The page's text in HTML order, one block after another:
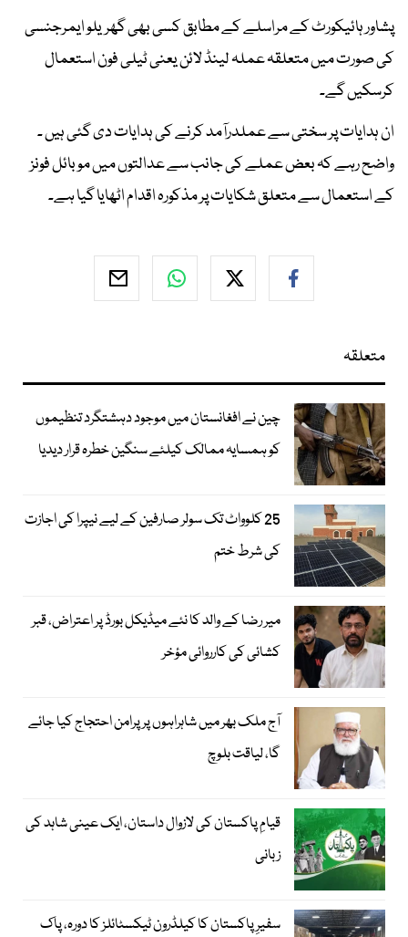
پشاور ہائیکورٹ کے مراسلے کے مطابق کسی بھی گھریلو ایمرجنسی
کی صورت میں متعلقہ عملہ لینڈ لائن یعنی ٹیلی فون استعمال
کرسکیں گے۔
ان ہدایات پر سختی سے عملدرآمد کرنے کی ہدایات دی گئی ہیں ۔
واضح رہے کہ بعض عملے کی جانب سے عدالتوں میں موبائل فونز
کے استعمال سے متعلق شکایات پر مذکورہ اقدام اٹھایا گیا ہے۔
متعلقہ
چین نے افغانستان میں موجود دہشتگرد تنظیموں
کو ہمسایہ ممالک کیلئے سنگین خطرہ قرار دیدیا
25 کلوواٹ تک سولر صارفین کے لیے نیپرا کی اجازت
کی شرط ختم
میر رضا کے والد کا نئے میڈیکل بورڈ پر اعتراض، قبر
کشائی کی کارروائی مؤخر
آج ملک بھر میں شاہراہوں پر پرامن احتجاج کیا جائے
گا، لیاقت بلوچ
قیامِ پاکستان کی لازوال داستان، ایک عینی شاہد کی
زبانی
سفیرِ پاکستان کا کیلڈرون ٹیکسٹائلز کا دورہ، پاک